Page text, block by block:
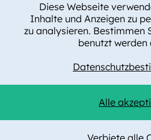
T +41 61 508 15 19
Datenschutz
Cookie-Eintstellungen
Diese Webseite
Inhalte und Anzeigen zu
zu analysieren. Bestimmen
benutzt werden
Alle
Verbiete alle